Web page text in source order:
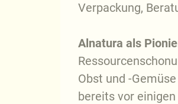
Verpackung,
Alnatura als
Obst und -
bereits vor